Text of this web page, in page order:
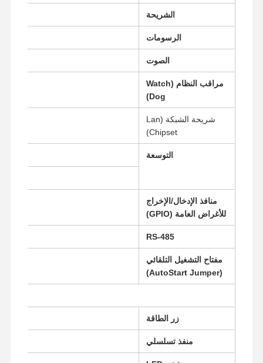
منزل المنتجات حول بنا
جولة في
الشريحة
الرسومات
الصوت
مراقب النظام (Watch
Dog)
شريحة الشبكة (Lan
Chipset)
التوسعة
منافذ الإدخال/الإخراج
للأغراض العامة (GPIO)
RS-485
مفتاح التشغيل التلقائي
(AutoStart Jumper)
زر الطاقة
منفذ تسلسلي